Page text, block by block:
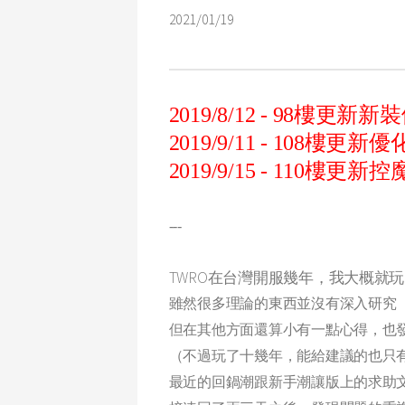
2021/01/19
2019/8/12 - 98樓更新新
2019/9/11 - 108樓更新優
2019/9/15 - 110樓更新
---
TWRO在台灣開服幾年，我大概就
雖然很多理論的東西並沒有深入研究
但在其他方面還算小有一點心得，也
（不過玩了十幾年，能給建議的也
最近的回鍋潮跟新手潮讓版上的求助